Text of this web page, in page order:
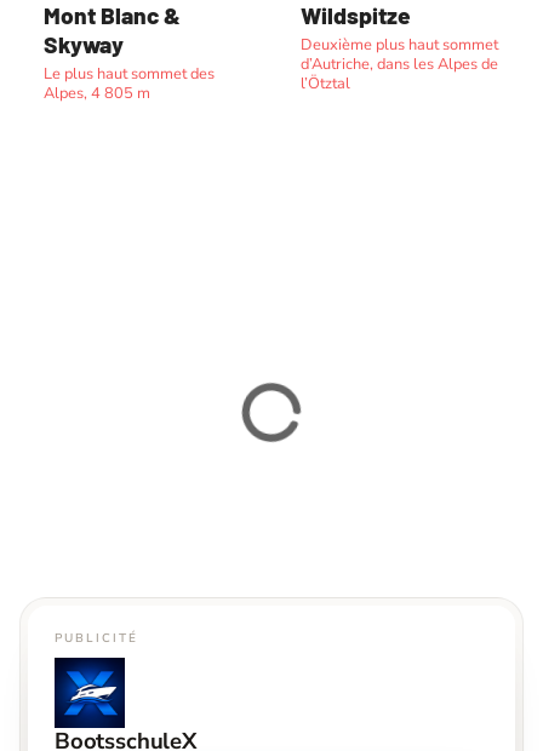
Mont Blanc &
Skyway
Le plus haut sommet des
Alpes, 4 805 m
Wildspitze
Deuxième plus haut sommet
d’Autriche, dans les Alpes de
l’Ötztal
PUBLICITÉ
BootsschuleX